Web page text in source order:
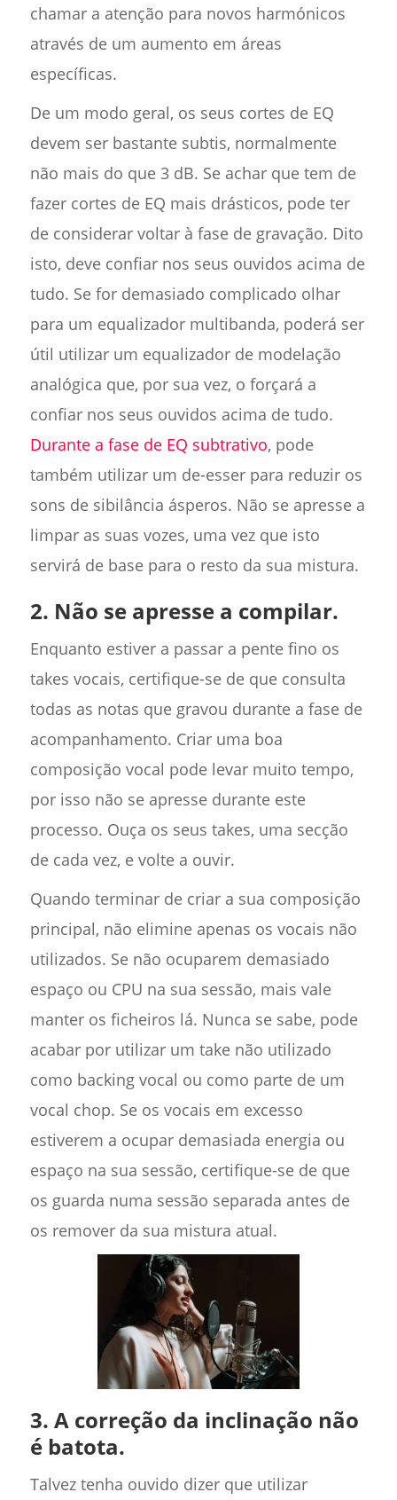
chamar a atenção para novos harmónicos
através de um aumento em áreas
específicas.
De um modo geral, os seus cortes de EQ
devem ser bastante subtis, normalmente
não mais do que 3 dB. Se achar que tem de
fazer cortes de EQ mais drásticos, pode ter
de considerar voltar à fase de gravação. Dito
isto, deve confiar nos seus ouvidos acima de
tudo. Se for demasiado complicado olhar
para um equalizador multibanda, poderá ser
útil utilizar um equalizador de modelação
analógica que, por sua vez, o forçará a
confiar nos seus ouvidos acima de tudo.
Durante a fase de EQ subtrativo, pode
também utilizar um de-esser para reduzir os
sons de sibilância ásperos. Não se apresse a
limpar as suas vozes, uma vez que isto
servirá de base para o resto da sua mistura.
2. Não se apresse a compilar.
Enquanto estiver a passar a pente fino os
takes vocais, certifique-se de que consulta
todas as notas que gravou durante a fase de
acompanhamento. Criar uma boa
composição vocal pode levar muito tempo,
por isso não se apresse durante este
processo. Ouça os seus takes, uma secção
de cada vez, e volte a ouvir.
Quando terminar de criar a sua composição
principal, não elimine apenas os vocais não
utilizados. Se não ocuparem demasiado
espaço ou CPU na sua sessão, mais vale
manter os ficheiros lá. Nunca se sabe, pode
acabar por utilizar um take não utilizado
como backing vocal ou como parte de um
vocal chop. Se os vocais em excesso
estiverem a ocupar demasiada energia ou
espaço na sua sessão, certifique-se de que
os guarda numa sessão separada antes de
os remover da sua mistura atual.
3. A correção da inclinação não
é batota.
Talvez tenha ouvido dizer que utilizar